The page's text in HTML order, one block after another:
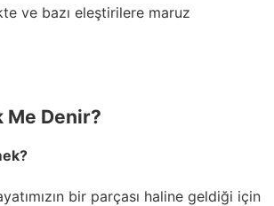
ve bazı eleştirilere maruz
Me Denir?
bir parçası haline geldiği için